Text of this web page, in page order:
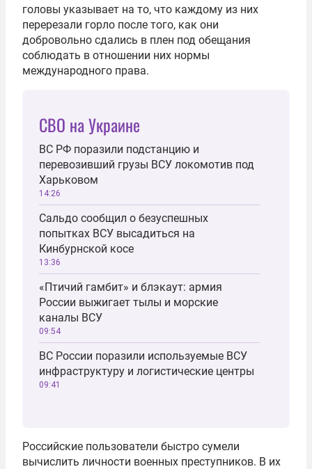
головы указывает на то, что каждому из них
перерезали горло после того, как они
добровольно сдались в плен под обещания
соблюдать в отношении них нормы
международного права.
СВО на Украине
ВС РФ поразили подстанцию и
перевозивший грузы ВСУ локомотив под
Харьковом
14:26
Сальдо сообщил о безуспешных
попытках ВСУ высадиться на
Кинбурнской косе
13:36
«Птичий гамбит» и блэкаут: армия
России выжигает тылы и морские
каналы ВСУ
09:54
ВС России поразили используемые ВСУ
инфраструктуру и логистические центры
09:41
Российские пользователи быстро сумели
вычислить личности военных преступников. В их